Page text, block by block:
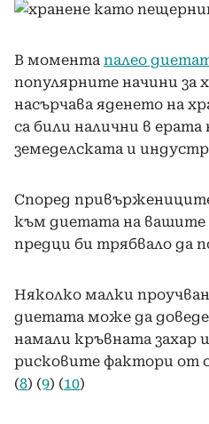
В момента палео
популярните начини за
насърчава яденето на
са били налични в ерата
земеделската и
Според
към диетата на вашите
предци би трябвало да
Няколко малки
диетата може да доведе
намали кръвната захар
рисковите фактори от
(8) (9) (10)